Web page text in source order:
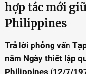
hợp tác mới
Philippines
Trả lời phỏng vấn
năm Ngày thiết lập
Philippines (12/7/